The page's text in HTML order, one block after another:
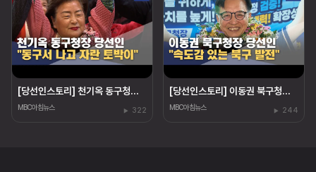
[당선인스토리] 천기옥 동구청장 당선인 "동구 토박이"
MBC아침뉴스 322
[당선인스토리] 이동권 북구청장 당선인 "경험은 힘"
MBC아침뉴스 244